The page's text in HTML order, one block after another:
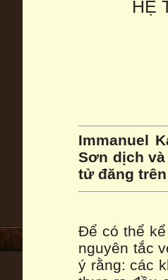
HỆ
Immanuel
Sơn dịch và
tử đăng
Để có thể
nguyên tắc
ý rằng: các